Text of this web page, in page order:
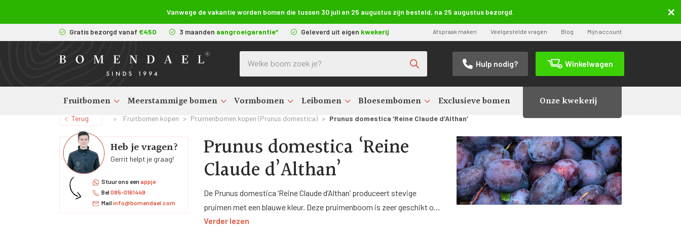
Vanwege de vakantie worden bomen die tussen 30 juli en 25 augustus zijn besteld, na 25 augustus bezorgd.
Hulp nodig? Winkelwagen
Producten zoeken
Fruitbomen Meerstammige bomen Vormbomen Leibomen Bloesembomen Exclusieve bomen Onze kwekerij
Gratis bezorgd vanaf €450 3 maanden aangroeigarantie* Geleverd uit eigen kwekerij Afspraak maken Veelgestelde vragen Blog Mijn account
Terug > Fruitbomen kopen > Pruimenbomen kopen (Prunus domestica) > Prunus domestica ‘Reine Claude d’Althan’
Heb je vragen?
Gerrit helpt je graag!
Stuur ons eenappje
Bel085-0161449
Mailinfo@bomendael.com
Prunus domestica ‘Reine
Claude d’Althan’
De Prunus domestica ‘Reine Claude d’Althan’ produceert stevige
pruimen met een blauwe kleur. Deze pruimenboom is zeer geschikt om
te planten in particuliere tuinen. Voor het beste resultaat wordt
Verder lezen